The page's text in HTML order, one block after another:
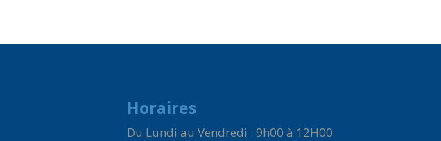
Horaires
Du Lundi au Vendredi : 9h00 à 12H00